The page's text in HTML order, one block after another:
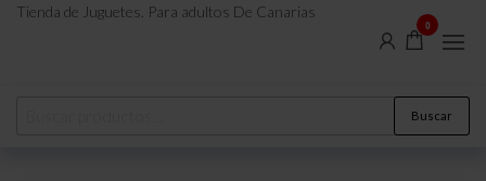
Tienda de Juguetes. Para adultos De Canarias
0
Buscar